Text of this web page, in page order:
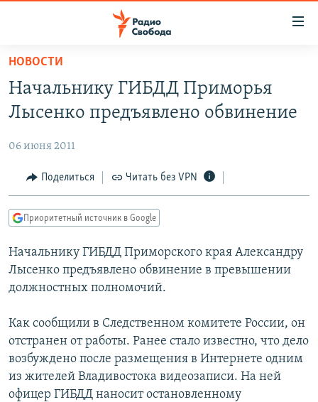
упрощенного
доступа
Вернуться
основному
Вернутся
главной
навигации
Вернутся
поиску
АВТОРСКИЕ ПРОЕКТЫ
ЦИТАТЫ СВОБОДЫ
МНЕНИЯ
IDEL.РЕАЛИИ
КАВКАЗ.РЕАЛИИ
СЕВЕР.РЕАЛИИ
РАСПИСАНИЕ ВЕЩАНИЯ
ПОДПИШИТЕСЬ НА РАССЫЛКУ
СОЦИАЛЬНЫЕ СЕТИ
НОВОСТИ
Начальнику ГИБДД Приморья
Лысенко предъявлено обвинение
06 июня 2011
Поделиться Читать без VPN
Приоритетный источник в Google
Начальнику ГИБДД Приморского края Александру
Лысенко предъявлено обвинение в превышении
должностных полномочий.
Как сообщили в Следственном комитете России, он
отстранен от работы. Ранее стало известно, что дело
возбуждено после размещения в Интернете одним
из жителей Владивостока видеозаписи. На ней
офицер ГИБДД наносит остановленному